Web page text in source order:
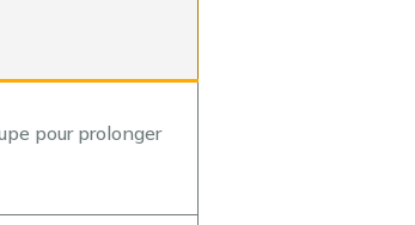
pour prolonger